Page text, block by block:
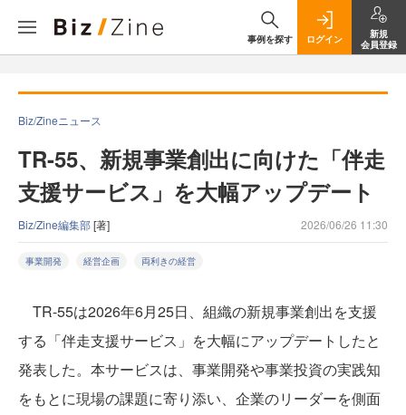
事例を探す ログイン
新規
会員登録
Biz/Zineニュース
TR-55、新規事業創出に向けた「伴走
支援サービス」を大幅アップデート
Biz/Zine編集部[著] 2026/06/26 11:30
事業開発 経営企画 両利きの経営
TR-55は2026年6月25日、組織の新規事業創出を支援
する「伴走支援サービス」を大幅にアップデートしたと
発表した。本サービスは、事業開発や事業投資の実践知
をもとに現場の課題に寄り添い、企業のリーダーを側面